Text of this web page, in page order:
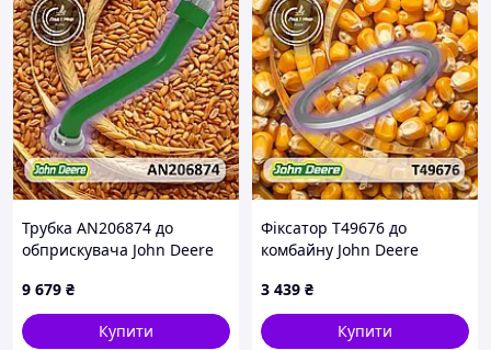
Трубка AN206874 до
обприскувача John Deere
9 679 ₴
Купити
Фіксатор T49676 до
комбайну John Deere
3 439 ₴
Купити